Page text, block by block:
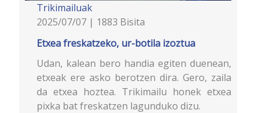
Trikimailuak
2025/07/07 | 1883 Bisita
Etxea freskatzeko, ur-botila izoztua
Udan, kalean bero handia egiten duenean,
etxeak ere asko berotzen dira. Gero, zaila
da etxea hoztea. Trikimailu honek etxea
pixka bat freskatzen lagunduko dizu.